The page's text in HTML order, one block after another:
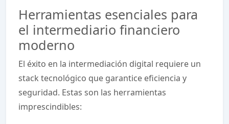
Herramientas esenciales para
el intermediario financiero
moderno
El éxito en la intermediación digital requiere un
stack tecnológico que garantice eficiencia y
seguridad. Estas son las herramientas
imprescindibles: